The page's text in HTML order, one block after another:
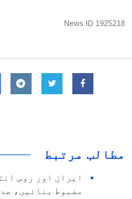
News ID 1925218
مطالب مرتبط
ایران اور روس
مضبوط بنائیں،